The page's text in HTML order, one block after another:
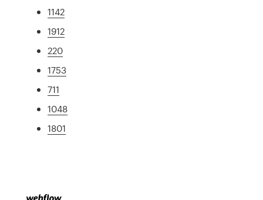
1142
1912
220
1753
711
1048
1801